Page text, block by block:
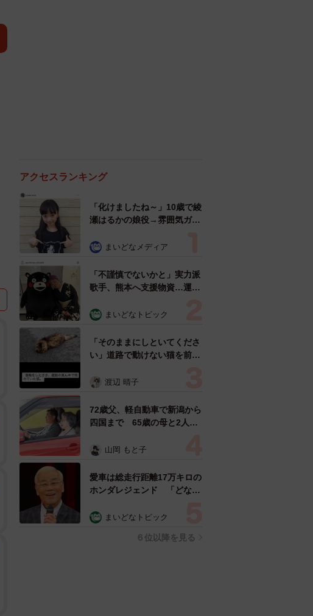
アクセスランキング
「化けましたね～」10歳で綾
瀬はるかの娘役→雰囲気ガラ
雰囲気が」「宝塚に入れそ
まいどなメディア
「不謹慎でないかと」実力派
歌手、熊本へ支援物資…運搬
めらい 「痛いほど伝わる」
まいどなトピック
「そのままにしといてくださ
い」道路で動けない猫を前に
ようとした4日間 「命の重
表の訴え
渡辺 晴子
72歳父、軽自動車で新潟から
四国まで 65歳の母と2人で
憩まで分刻み… 「大学生で
山岡 もと子
愛車は総走行距離17万キロの
ホンダレジェンド 「どなた
所漫才師が譲渡の意向
まいどなトピック
６位以降を見る